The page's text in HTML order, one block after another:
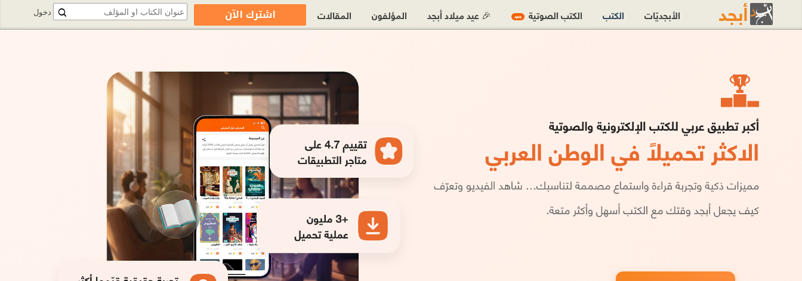
دخول الأبجديّات الكتب الكتب الصوتية جديد 🎉 عيد ميلاد أبجد المؤلفون المقالات اشترك الآن